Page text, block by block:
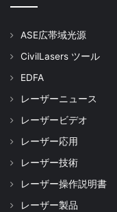
ASE広帯域光源
CivilLasers ツール
EDFA
レーザーニュース
レーザービデオ
レーザー応用
レーザー技術
レーザー操作説明書
レーザー製品